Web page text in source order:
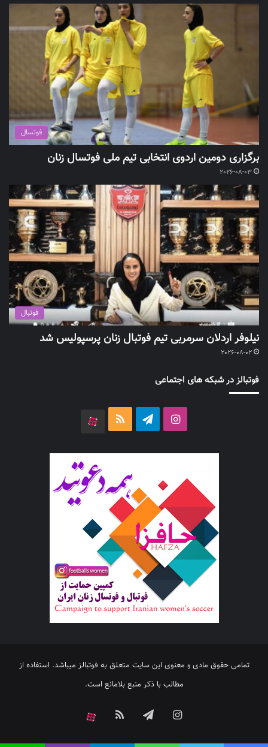
فوتسال
برگزاری دومین اردوی انتخابی تیم ملی فوتسال زنان
2026-08-03
فوتبال
نیلوفر اردلان سرمربی تیم فوتبال زنان پرسپولیس شد
2026-08-02
فوتبالز در شبکه های اجتماعی
اینستاگرامتلگرام خوراک
تمامی حقوق مادی و معنوی این سایت متعلق به فوتبالز میباشد. استفاده از
مطالب با ذکر منبع بلامانع است.
اینستاگرامتلگرام خوراک